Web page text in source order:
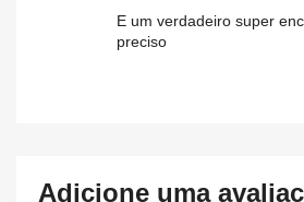
E um verdadeiro super
preciso
Adicione uma